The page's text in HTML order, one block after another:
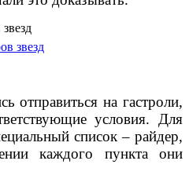
отправиться на гастроли,
условия. Для
список – райдер,
каждого пункта они